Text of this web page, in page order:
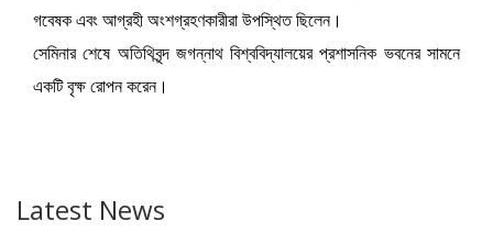
গবেষক এবং আগ্রহী অংশগ্রহণকারীরা উপস্থিত ছিলেন।
সেমিনার শেষে অতিথিবৃন্দ জগন্নাথ বিশ্ববিদ্যালয়ের প্রশাসনিক ভবনের সামনে
একটি বৃক্ষ রোপন করেন।
Latest News